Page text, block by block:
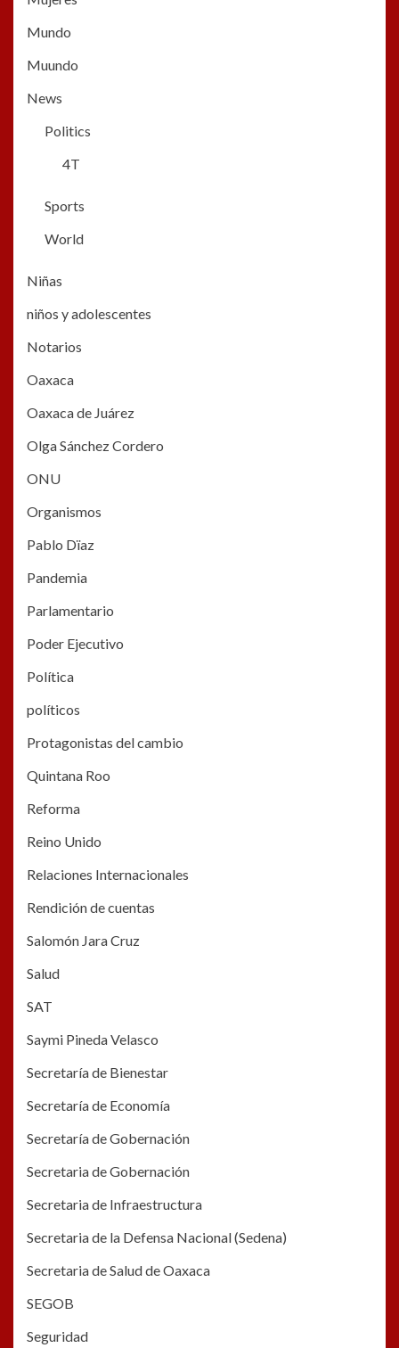
Mundo
Muundo
News
Politics
4T
Sports
World
Niñas
niños y adolescentes
Notarios
Oaxaca
Oaxaca de Juárez
Olga Sánchez Cordero
ONU
Organismos
Pablo Dïaz
Pandemia
Parlamentario
Poder Ejecutivo
Política
políticos
Protagonistas del cambio
Quintana Roo
Reforma
Reino Unido
Relaciones Internacionales
Rendición de cuentas
Salomón Jara Cruz
Salud
SAT
Saymi Pineda Velasco
Secretaría de Bienestar
Secretaría de Economía
Secretaría de Gobernación
Secretaria de Gobernación
Secretaria de Infraestructura
Secretaria de la Defensa Nacional (Sedena)
Secretaria de Salud de Oaxaca
SEGOB
Seguridad